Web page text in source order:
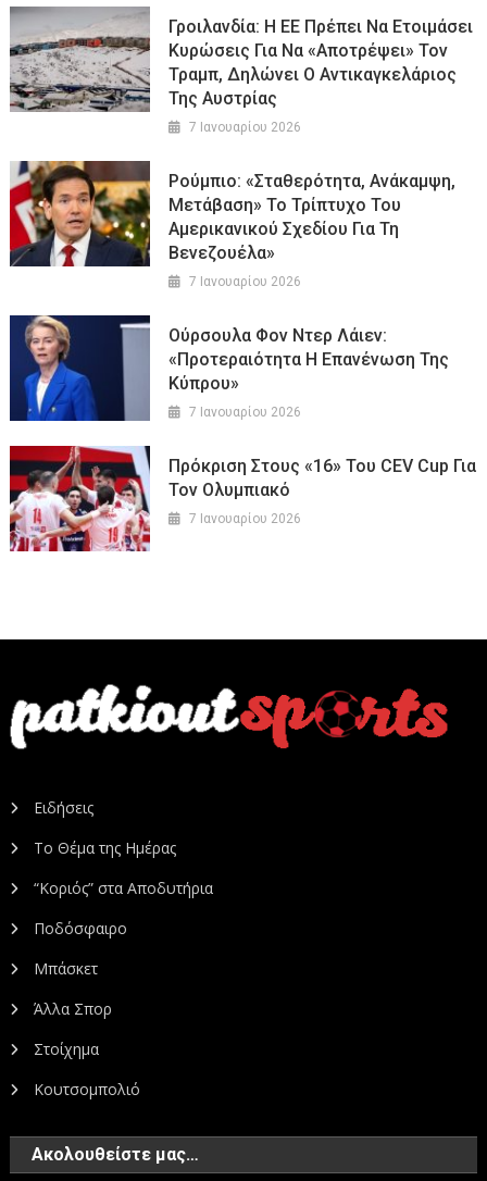
Γροιλανδία: Η ΕΕ Πρέπει Να Ετοιμάσει
Κυρώσεις Για Να «αποτρέψει» Τον
Τραμπ, Δηλώνει Ο Αντικαγκελάριος
Της Αυστρίας
7 Ιανουαρίου 2026
Ρούμπιο: «Σταθερότητα, Ανάκαμψη,
Μετάβαση» Το Τρίπτυχο Του
Αμερικανικού Σχεδίου Για Τη
Βενεζουέλα»
7 Ιανουαρίου 2026
Ούρσουλα Φον Ντερ Λάιεν:
«Προτεραιότητα Η Επανένωση Της
Κύπρου»
7 Ιανουαρίου 2026
Πρόκριση Στους «16» Του CEV Cup Για
Τον Ολυμπιακό
7 Ιανουαρίου 2026
Ειδήσεις
Το Θέμα της Ημέρας
“Κοριός” στα Αποδυτήρια
Ποδόσφαιρο
Μπάσκετ
Άλλα Σπορ
Στοίχημα
Κουτσομπολιό
Ακολουθείστε μας…